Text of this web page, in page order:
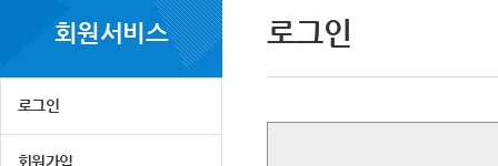
회원서비스
로그인
회원가입
로그인